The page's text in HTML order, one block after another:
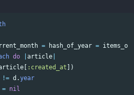
= hash_of_year =
do article
[ :created_at ])
!= d .year
= nil